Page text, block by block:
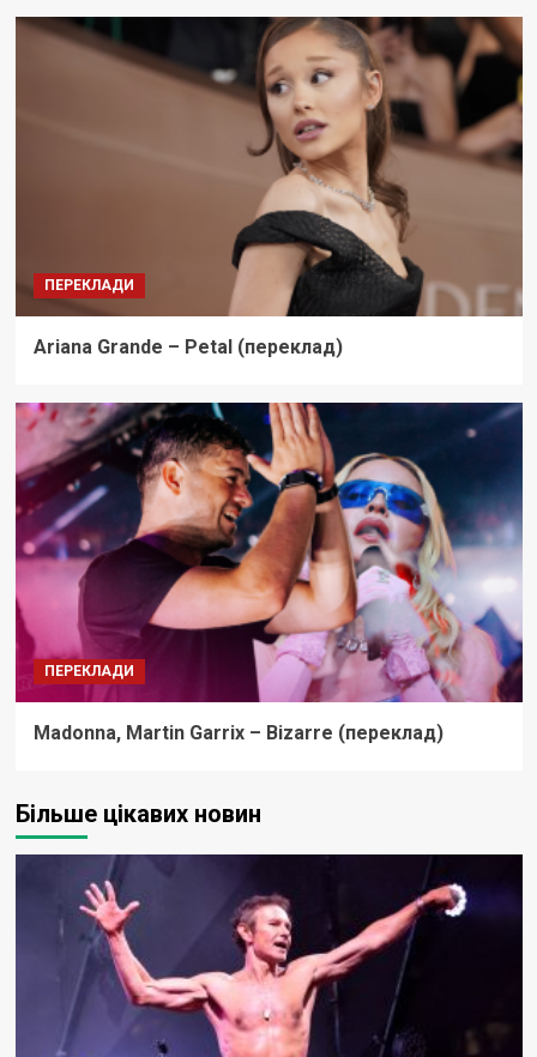
ПЕРЕКЛАДИ
Ariana Grande – Petal (переклад)
ПЕРЕКЛАДИ
Madonna, Martin Garrix – Bizarre (переклад)
Більше цікавих новин